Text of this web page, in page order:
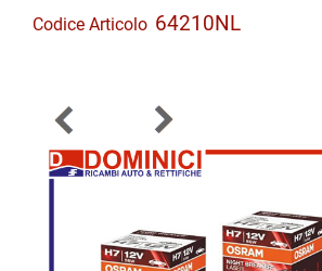
Codice Articolo 64210NL